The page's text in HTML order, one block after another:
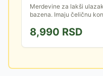
Merdevine za lakši
bazena. Imaju čeličnu
čiji je zid niži od 122 cm.
8,990 RSD